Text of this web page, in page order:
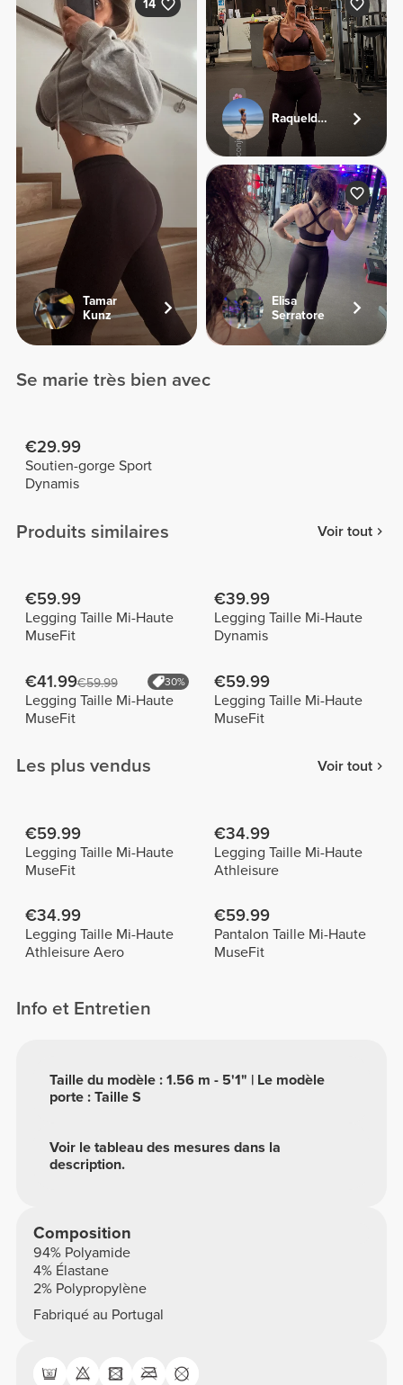
14
Tamar
Kunz
Raqueldcunha
Elisa
Serratore
Se marie très bien avec
€29.99
Soutien-gorge Sport
Dynamis
Produits similaires Voir tout
€59.99
Legging Taille Mi-Haute
MuseFit
€39.99
Legging Taille Mi-Haute
Dynamis
€41.99€59.99 30%
Legging Taille Mi-Haute
MuseFit
€59.99
Legging Taille Mi-Haute
MuseFit
Les plus vendus Voir tout
€59.99
Legging Taille Mi-Haute
MuseFit
€34.99
Legging Taille Mi-Haute
Athleisure
€34.99
Legging Taille Mi-Haute
Athleisure Aero
€59.99
Pantalon Taille Mi-Haute
MuseFit
Info et Entretien
Voir le tableau des mesures dans la
description.
Taille du modèle : 1.56 m - 5'1" | Le modèle
porte : Taille S
Composition
94% Polyamide
4% Élastane
2% Polypropylène
Fabriqué au Portugal